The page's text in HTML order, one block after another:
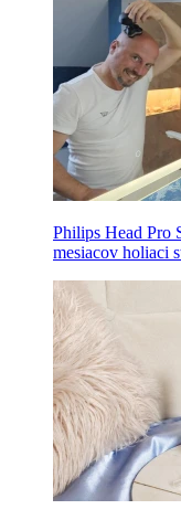
Philips Head Pro
mesiacov holiaci